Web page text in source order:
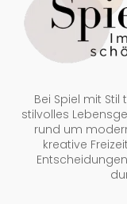
Bei Spiel mit
stilvolles
rund um
kreative